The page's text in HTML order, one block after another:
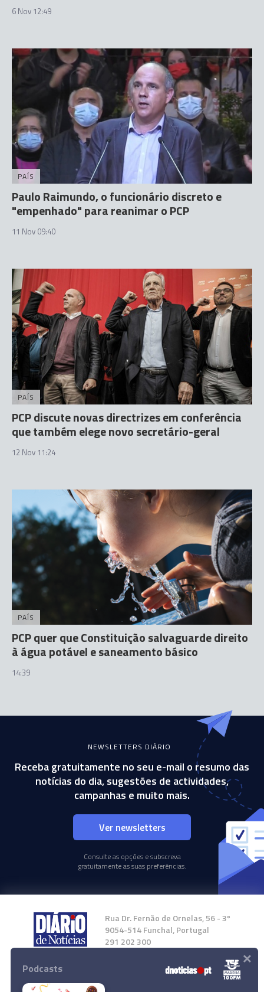
6 Nov 12:49
PAÍS
Paulo Raimundo, o funcionário discreto e
"empenhado" para reanimar o PCP
11 Nov 09:40
PAÍS
PCP discute novas directrizes em conferência
que também elege novo secretário-geral
12 Nov 11:24
PAÍS
PCP quer que Constituição salvaguarde direito
à água potável e saneamento básico
14:39
NEWSLETTERS DIÁRIO
Receba gratuitamente no seu e-mail o resumo das
notícias do dia, sugestões de actividades,
campanhas e muito mais.
Ver newsletters
Consulte as opções e subscreva
gratuitamente as suas preferências.
Rua Dr. Fernão de Ornelas, 56 - 3º
9054-514 Funchal, Portugal
291 202 300
Instale a nossa App
Podcasts ×